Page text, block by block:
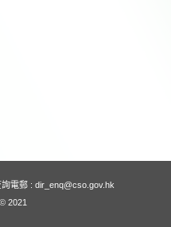
詢電郵 : dir_enq@cso.gov.hk
2021